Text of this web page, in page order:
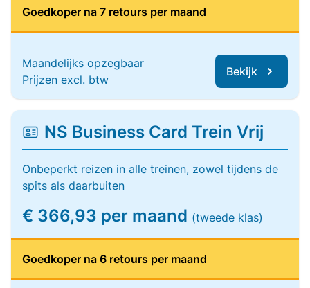
Goedkoper na 7 retours per maand
Maandelijks opzegbaar
Prijzen excl. btw
Bekijk
NS Business Card Trein Vrij
Onbeperkt reizen in alle treinen, zowel tijdens de
spits als daarbuiten
€ 366,93 per maand (tweede klas)
Goedkoper na 6 retours per maand